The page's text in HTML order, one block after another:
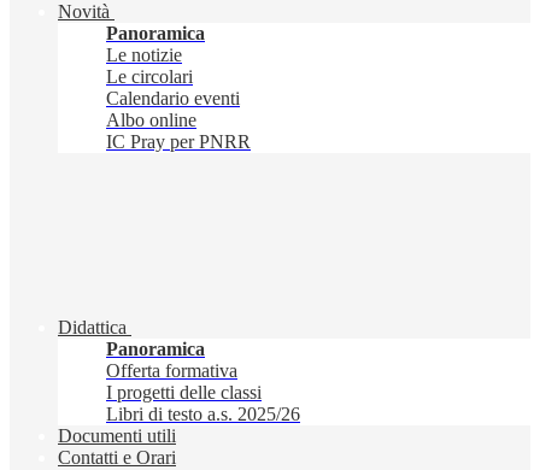
Novità
Panoramica
Le notizie
Le circolari
Calendario eventi
Albo online
IC Pray per PNRR
Didattica
Panoramica
Offerta formativa
I progetti delle classi
Libri di testo a.s. 2025/26
Documenti utili
Contatti e Orari